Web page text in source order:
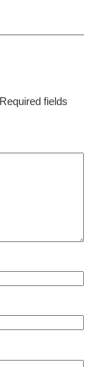
Required fields